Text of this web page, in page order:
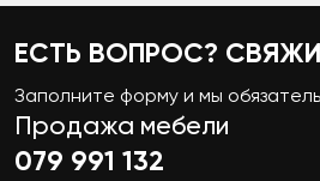
ЕСТЬ ВОПРОС?
Заполните форму и мы
Продажа мебели
079 991 132